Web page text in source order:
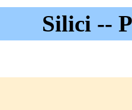
Silici --